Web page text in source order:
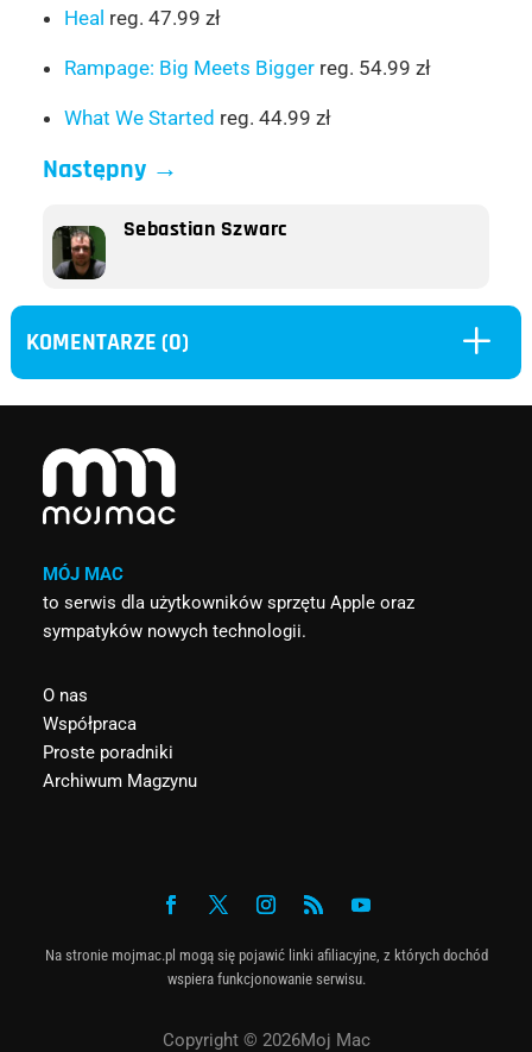
Heal reg. 47.99 zł
Rampage: Big Meets Biggerreg. 54.99 zł
What We Started reg. 44.99 zł
Następny→
Sebastian Szwarc
KOMENTARZE (0) L
MÓJ MAC
to serwis dla użytkowników sprzętu Apple oraz
sympatyków nowych technologii.
O nas
Współpraca
Proste poradniki
Archiwum Magzynu
Na stronie mojmac.pl mogą się pojawić linki afiliacyjne, z których dochód
wspiera funkcjonowanie serwisu.
Copyright © 2026Moj Mac